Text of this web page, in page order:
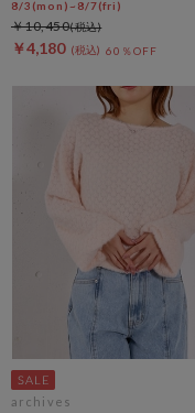
8/3(mon)~8/7(fri)
￥4,180 60％OFF
￥10,450
archives